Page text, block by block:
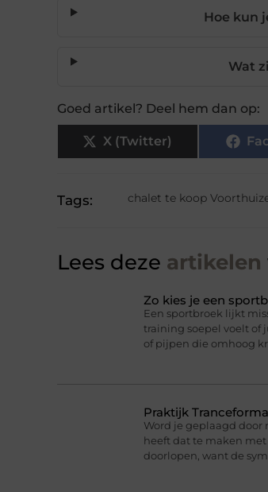
Hoe kun
Wat
Goed artikel? Deel hem dan op:
X (Twitter)
Tags: chalet te koop
Lees deze artikelen
Zo kies je een
Een sportbroek lijkt
training soepel voelt of
of pijpen die omhoog
Praktijk
Word je geplaagd door
heeft dat te maken
doorlopen, want de